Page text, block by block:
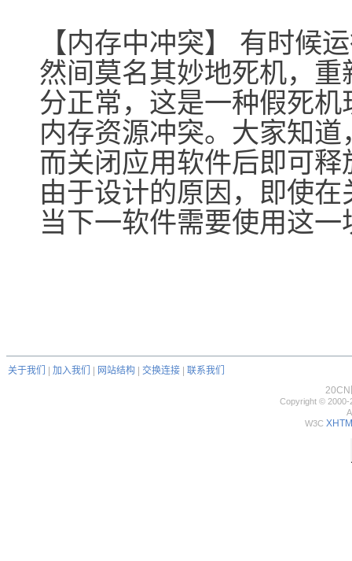
【内存中冲突】 有时候
然间莫名其妙地死机，
分正常，这是一种假死
内存资源冲突。大家知
而关闭应用软件后即可
由于设计的原因，即使
当下一软件需要使用这
关于我们 加入我们 网站结构 交换连接
联系我们
20CN
Copyright © 2000-
W3C